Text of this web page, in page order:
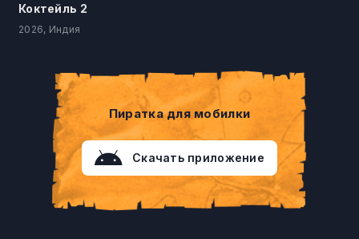
Коктейль 2
2026, Индия
Пиратка для мобилки
Скачать приложение